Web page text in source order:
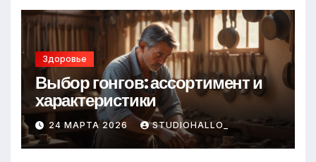
Здоровье
Выбор гонгов: ассортимент и
характеристики
24 МАРТА 2026 STUDIOHALLO_